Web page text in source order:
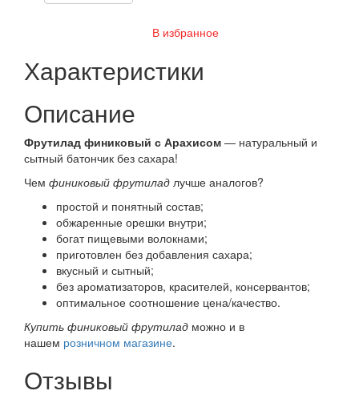
В избранное
Характеристики
Описание
Фрутилад финиковый с Арахисом — натуральный и
сытный батончик без сахара!
Чем финиковый фрутилад лучше аналогов?
простой и понятный состав;
обжаренные орешки внутри;
богат пищевыми волокнами;
приготовлен без добавления сахара;
вкусный и сытный;
без ароматизаторов, красителей, консервантов;
оптимальное соотношение цена/качество.
Купить финиковый фрутилад можно и в
нашем розничном магазине.
Отзывы